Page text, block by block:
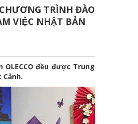
TRÌNH ĐÀO
VIỆC NHẬT BẢN
đều được Trung